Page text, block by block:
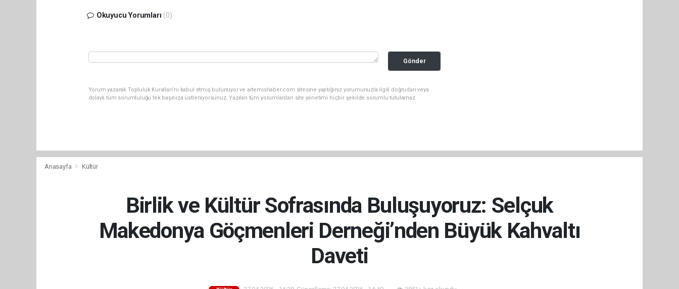
Okuyucu Yorumları (0)
Gönder
Yorum yazarak Topluluk Kuralları’nı kabul etmiş bulunuyor ve artemishaber.com sitesine yaptığınız yorumunuzla ilgili doğrudan veya
dolaylı tüm sorumluluğu tek başınıza üstleniyorsunuz. Yazılan tüm yorumlardan site yönetimi hiçbir şekilde sorumlu tutulamaz.
Anasayfa Kültür
Birlik ve Kültür Sofrasında Buluşuyoruz: Selçuk
Makedonya Göçmenleri Derneği’nden Büyük Kahvaltı
Daveti